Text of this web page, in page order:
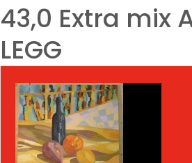
43,0 Extra mix
LEGG